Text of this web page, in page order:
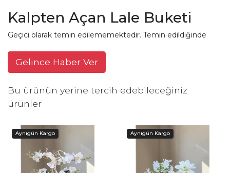
Kalpten Açan Lale Buketi
Geçici olarak temin edilememektedir. Temin edildiğinde
Gelince Haber Ver
Bu ürünün yerine tercih edebileceğiniz
ürünler